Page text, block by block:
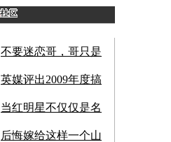
不要迷恋哥，哥只是
英媒评出2009年度搞
当红明星不仅仅是名
后悔嫁给这样一个山